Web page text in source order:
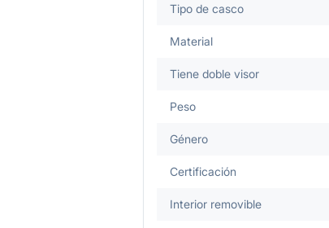
Tipo de casco
Material
Tiene doble visor
Peso
Género
Certificación
Interior removible